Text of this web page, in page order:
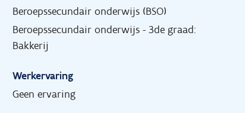
Beroepssecundair onderwijs (BSO)
Beroepssecundair onderwijs - 3de graad:
Bakkerij
Werkervaring
Geen ervaring